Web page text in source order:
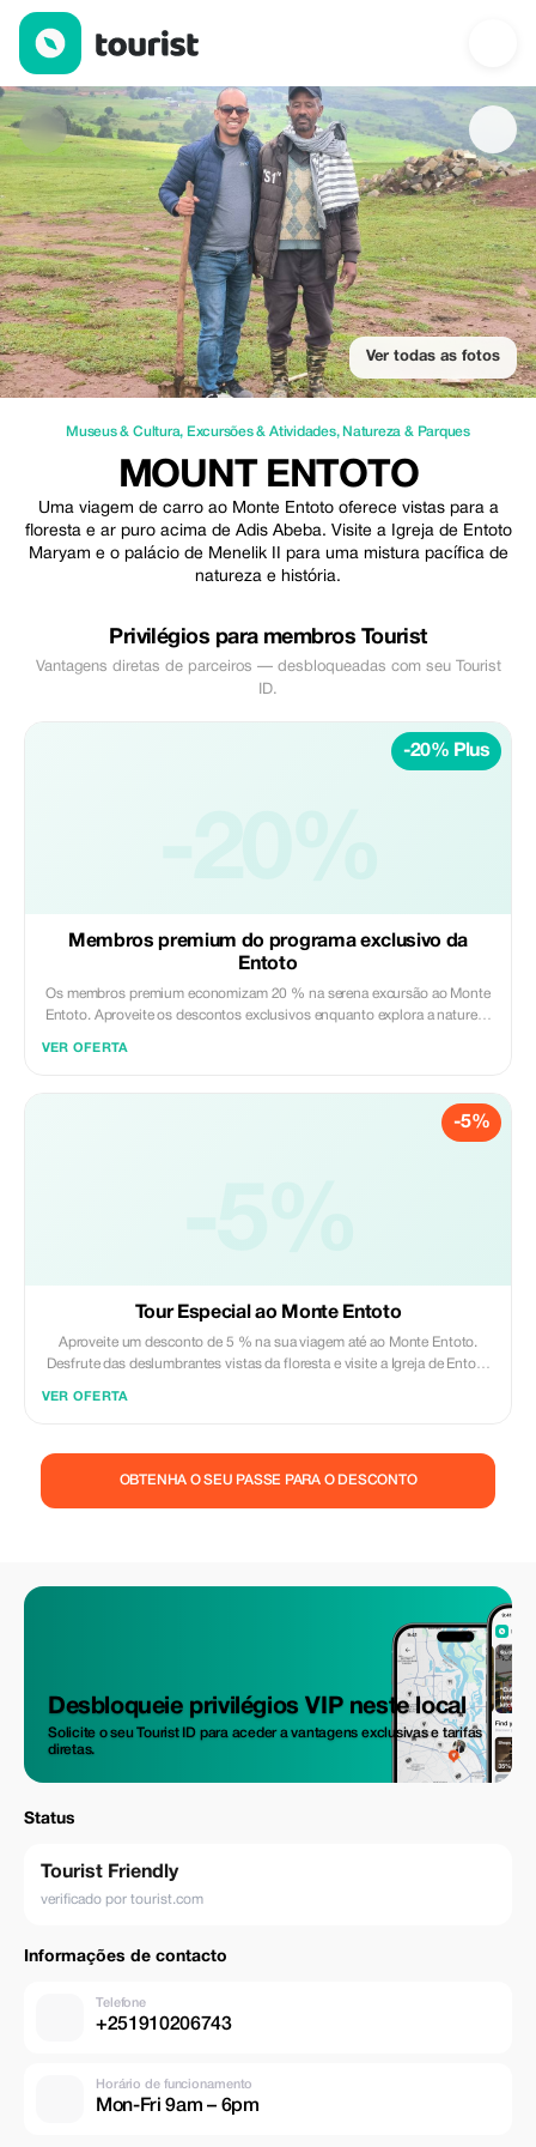
Mount Entoto — Museus & Cultura | Up to 20% off | Tourist
Ver todas as fotos
Museus & Cultura, Excursões & Atividades, Natureza & Parques
MOUNT ENTOTO
Uma viagem de carro ao Monte Entoto oferece vistas para a
floresta e ar puro acima de Adis Abeba. Visite a Igreja de Entoto
Maryam e o palácio de Menelik II para uma mistura pacífica de
natureza e história.
Privilégios para membros Tourist
Vantagens diretas de parceiros — desbloqueadas com seu Tourist
ID.
-20% Plus
Membros premium do programa exclusivo da
Entoto
Os membros premium economizam 20 % na serena excursão ao Monte
Entoto. Aproveite os descontos exclusivos enquanto explora a natureza
VER OFERTA
-5%
Tour Especial ao Monte Entoto
Aproveite um desconto de 5 % na sua viagem até ao Monte Entoto.
Desfrute das deslumbrantes vistas da floresta e visite a Igreja de Entoto
VER OFERTA
OBTENHA O SEU PASSE PARA O DESCONTO
Desbloqueie privilégios VIP neste local
Solicite o seu Tourist ID para aceder a vantagens exclusivas e tarifas
diretas.
Status
Tourist Friendly
verificado por tourist.com
Informações de contacto
Telefone
+251910206743
Horário de funcionamento
Mon-Fri 9am – 6pm